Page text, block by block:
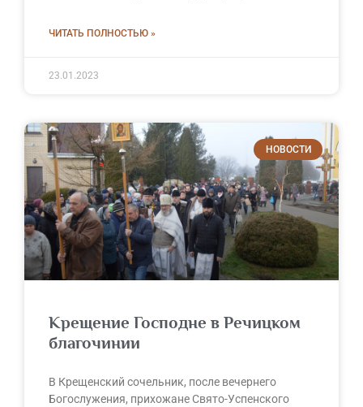
ЧИТАТЬ ПОЛНОСТЬЮ »
23.01.2023
НОВОСТИ
Крещение Господне в Речицком
благочинии
В Крещенский сочельник, после вечернего
Богослужения, прихожане Свято-Успенского